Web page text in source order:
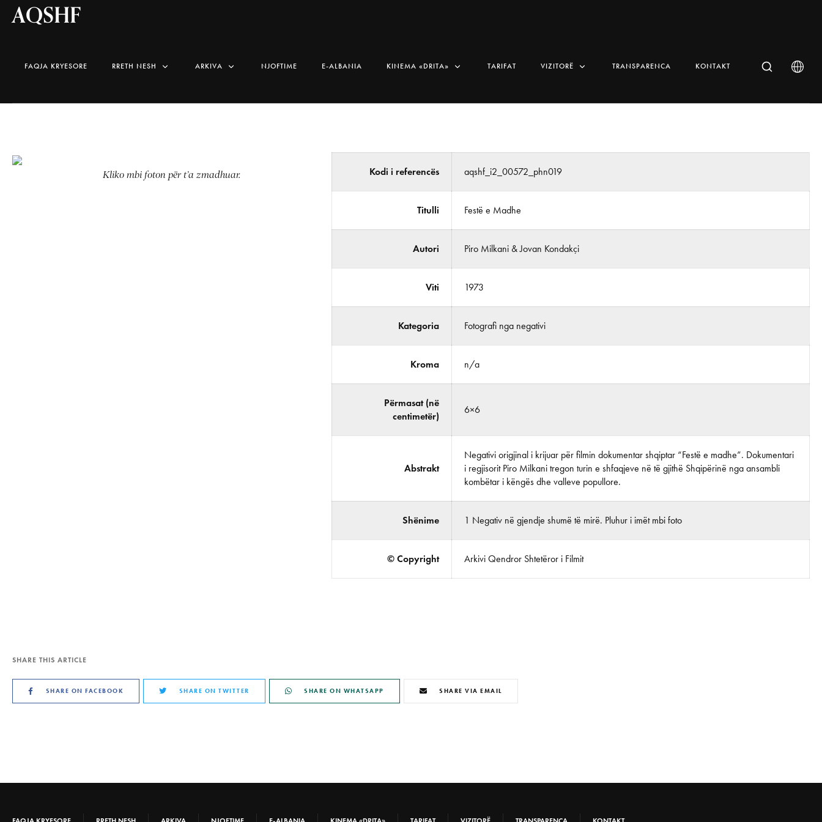
AQSHF
FAQJA KRYESORE RRETH NESH ARKIVA NJOFTIME E-ALBANIA KINEMA «DRITA» TARIFAT VIZITORË TRANSPARENCA KONTAKT
Kliko mbi foton për t’a zmadhuar. Kodi i referencës aqshf_i2_00572_phn019
Titulli Festë e Madhe
Autori Piro Milkani & Jovan Kondakçi
Viti 1973
Kategoria Fotografi nga negativi
Kroma n/a
Përmasat (në
centimetër)
6×6
Abstrakt
Negativi origjinal i krijuar për filmin dokumentar shqiptar “Festë e madhe”. Dokumentari
i regjisorit Piro Milkani tregon turin e shfaqjeve në të gjithë Shqipërinë nga ansambli
kombëtar i këngës dhe valleve popullore.
Shënime 1 Negativ në gjendje shumë të mirë. Pluhur i imët mbi foto
© Copyright Arkivi Qendror Shtetëror i Filmit
SHARE THIS ARTICLE
SHARE ON FACEBOOK SHARE ON TWITTER SHARE ON WHATSAPP SHARE VIA EMAIL
FAQJA KRYESORE RRETH NESH ARKIVA NJOFTIME E-ALBANIA KINEMA «DRITA» TARIFAT VIZITORË TRANSPARENCA KONTAKT